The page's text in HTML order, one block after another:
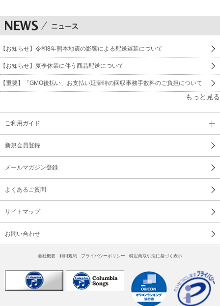
【お知らせ】令和8年熊本地震の影響による配送遅延について
【お知らせ】夏季休業に伴う商品配送について
【重要】「GMO後払い」お支払い延滞時の回収事務手数料のご負担について
もっと見る
ご利用ガイド
新規会員登録
メールマガジン登録
よくあるご質問
サイトマップ
お問い合わせ
会社概要 利用規約 プライバシーポリシー 特定商取引法に基づく表示